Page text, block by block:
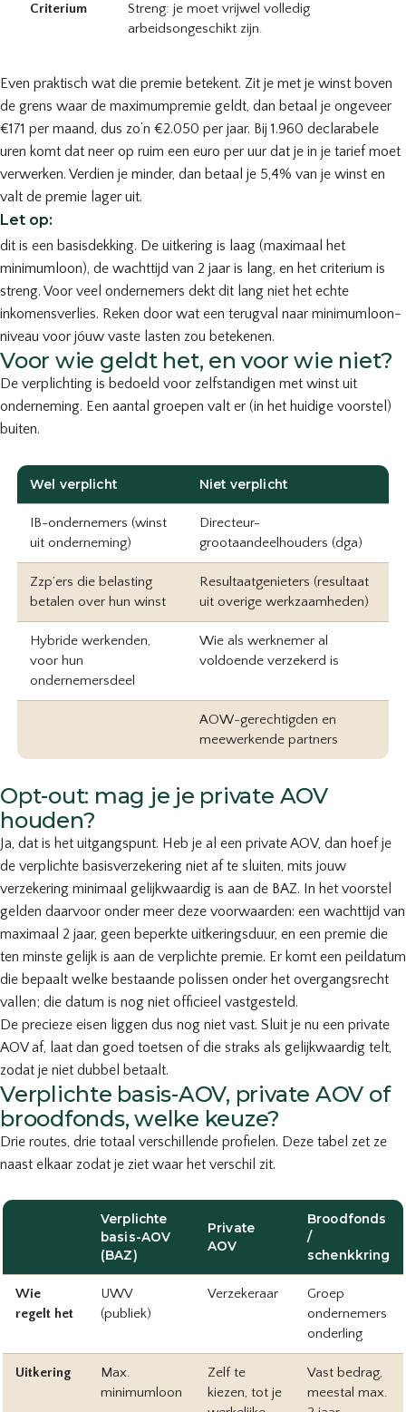
Criterium
Streng: je moet vrijwel volledig
arbeidsongeschikt zijn.
Even praktisch wat die premie betekent. Zit je met je winst boven
de grens waar de maximumpremie geldt, dan betaal je ongeveer
€171 per maand, dus zo’n €2.050 per jaar. Bij 1.960 declarabele
uren komt dat neer op ruim een euro per uur dat je in je tarief moet
verwerken. Verdien je minder, dan betaal je 5,4% van je winst en
valt de premie lager uit.
Let op:
dit is een basisdekking. De uitkering is laag (maximaal het
minimumloon), de wachttijd van 2 jaar is lang, en het criterium is
streng. Voor veel ondernemers dekt dit lang niet het echte
inkomensverlies. Reken door wat een terugval naar minimumloon-
niveau voor jóuw vaste lasten zou betekenen.
Voor wie geldt het, en voor wie niet?
De verplichting is bedoeld voor zelfstandigen met winst uit
onderneming. Een aantal groepen valt er (in het huidige voorstel)
buiten.
Wel verplicht Niet verplicht
IB-ondernemers (winst
uit onderneming)
Directeur-
grootaandeelhouders (dga)
Zzp’ers die belasting
betalen over hun winst
Resultaatgenieters (resultaat
uit overige werkzaamheden)
Hybride werkenden,
voor hun
ondernemersdeel
Wie als werknemer al
voldoende verzekerd is
AOW-gerechtigden en
meewerkende partners
Opt-out: mag je je private AOV
houden?
Ja, dat is het uitgangspunt. Heb je al een private AOV, dan hoef je
de verplichte basisverzekering niet af te sluiten, mits jouw
verzekering minimaal gelijkwaardig is aan de BAZ. In het voorstel
gelden daarvoor onder meer deze voorwaarden: een wachttijd van
maximaal 2 jaar, geen beperkte uitkeringsduur, en een premie die
ten minste gelijk is aan de verplichte premie. Er komt een peildatum
die bepaalt welke bestaande polissen onder het overgangsrecht
vallen; die datum is nog niet officieel vastgesteld.
De precieze eisen liggen dus nog niet vast. Sluit je nu een private
AOV af, laat dan goed toetsen of die straks als gelijkwaardig telt,
zodat je niet dubbel betaalt.
Verplichte basis-AOV, private AOV of
broodfonds, welke keuze?
Drie routes, drie totaal verschillende profielen. Deze tabel zet ze
naast elkaar zodat je ziet waar het verschil zit.
Verplichte
basis-AOV
(BAZ)
Private
AOV
Broodfonds
/
schenkkring
Wie
regelt het
UWV
(publiek)
Verzekeraar
Groep
ondernemers
onderling
Uitkering
Max.
minimumloon
Zelf te
kiezen, tot je
Vast bedrag,
meestal max.